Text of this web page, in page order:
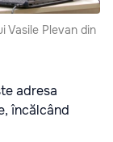
Vasile Plevan din
adresa
încălcând